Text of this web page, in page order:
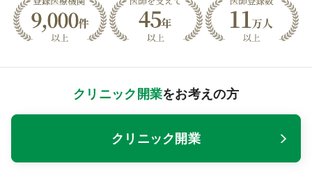
クリニック開業をお考えの方
クリニック開業